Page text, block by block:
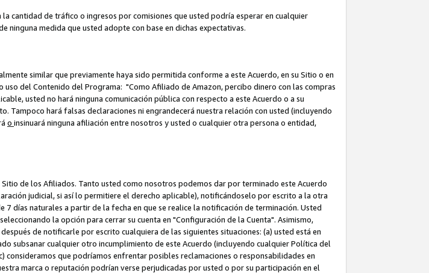
cantidad de tráfico o ingresos por comisiones que usted podría esperar en cualquier
ninguna medida que usted adopte con base en dichas expectativas.
similar que previamente haya sido permitida conforme a este Acuerdo, en su Sitio o en
del Contenido del Programa: "Como Afiliado de Amazon, percibo dinero con las compras
usted no hará ninguna comunicación pública con respecto a este Acuerdo o a su
Tampoco hará falsas declaraciones ni engrandecerá nuestra relación con usted (incluyendo
o insinuará ninguna afiliación entre nosotros y usted o cualquier otra persona o entidad,
de los Afiliados. Tanto usted como nosotros podemos dar por terminado este Acuerdo
judicial, si así lo permitiere el derecho aplicable), notificándoselo por escrito a la otra
días naturales a partir de la fecha en que se realice la notificación de terminación. Usted
la opción para cerrar su cuenta en "Configuración de la Cuenta". Asimismo,
de notificarle por escrito cualquiera de las siguientes situaciones: (a) usted está en
subsanar cualquier otro incumplimiento de este Acuerdo (incluyendo cualquier Política del
que podríamos enfrentar posibles reclamaciones o responsabilidades en
marca o reputación podrían verse perjudicadas por usted o por su participación en el